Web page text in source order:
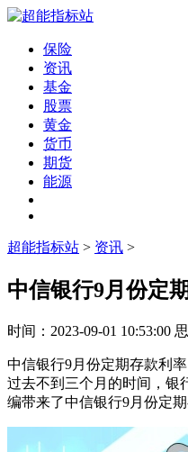
保险
资讯
基金
股票
黄金
货币
期货
能源
超能指标站 > 资讯 >
中信银行9月份定
时间： 2023-09-01 10:53:00
中信银行9月份定期存款利率
过去不到三个月的时间，银
编带来了中信银行9月份定